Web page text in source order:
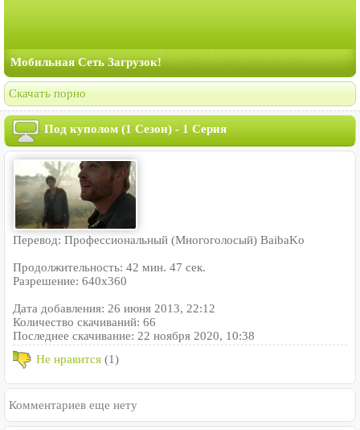
Мобильная Сеть Загрузок!
Скачать порно
Под куполом (1 Сезон) - 1 Серия
Перевод: Профессиональный (Многоголосый) BaibaKo
Продолжительность: 42 мин. 47 сек.
Разрешение: 640x360
Дата добавления: 26 июня 2013, 22:12
Количество скачиваний: 66
Последнее скачивание: 22 ноября 2020, 10:38
Не нравится (1)
Комментариев еще нету